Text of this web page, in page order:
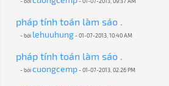
pháp tính toán làm sáo .
- bởi lehuuhung- 01-07-2013, 10:40 AM
pháp tính toán làm sáo .
- bởicuongcemp- 01-07-2013, 02:26 PM